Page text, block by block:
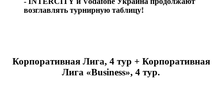
возглавлять турнирную таблицу!
Корпоративная Лига, 4 тур + Корпоративная
Лига «Business», 4 тур.